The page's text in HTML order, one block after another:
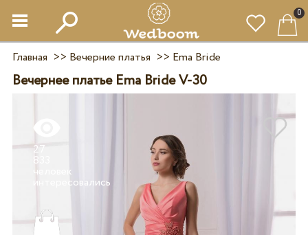
0
Главная >> Вечерние платья >> Ema Bride
Вечернее платье Ema Bride V-30
27
833
человек